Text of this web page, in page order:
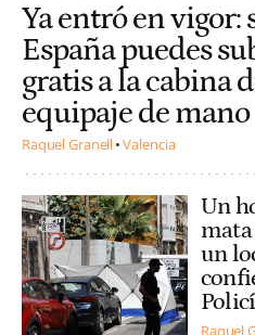
Ya entró en vigor:
España puedes
gratis a la cabina
equipaje de mano
Raquel Granell Valencia
Un
un
Raquel